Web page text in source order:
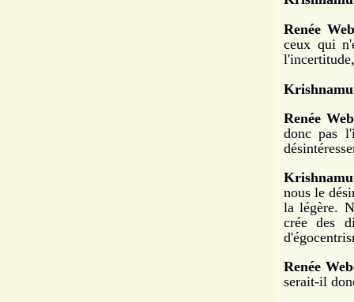
Renée
ceux qui
l'incertitude,
Renée
donc pas
nous le
la légère.
crée des
Renée
serait-il